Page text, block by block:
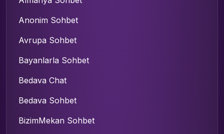
Anonim Sohbet
Avrupa Sohbet
Bayanlarla Sohbet
Bedava Chat
Bedava Sohbet
BizimMekan Sohbet